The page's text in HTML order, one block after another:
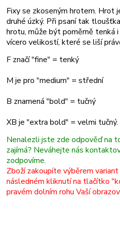
Fixy se zkoseným hrotem. Hrot
druhé úzký. Při psaní tak
hrotu, může být poměrně tenká
vícero velikostí, které se liší
F značí "fine" = tenký
M je pro "medium" = střední
B znamená "bold" = tučný
XB je "extra bold" = velmi tučný.
Nenalezli jste zde odpověď na
zajímá? Neváhejte nás
zodpovíme.
Zboží zakoupíte výběrem
následném kliknutí na tlačítko
pravém dolním rohu Vaší